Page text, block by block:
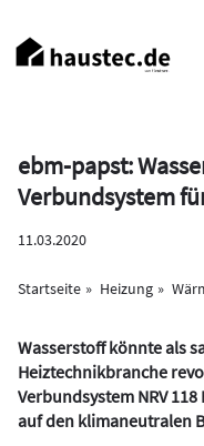
zum
Inhalt
ebm-papst:
Verbundsystem
11.03.2020
Startseite Heizung
Wasserstoff könnte als
Heiztechnikbranche
Verbundsystem NRV
auf den klimaneutralen